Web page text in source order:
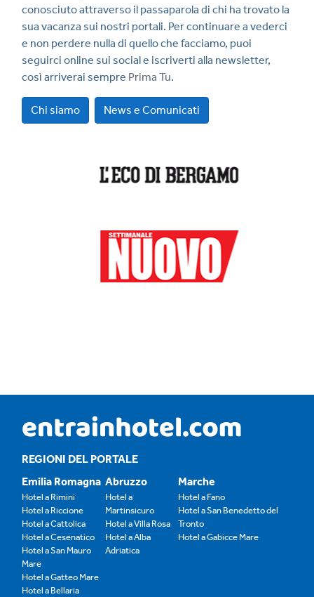
conosciuto attraverso il passaparola di chi ha trovato la
sua vacanza sui nostri portali. Per continuare a vederci
e non perdere nulla di quello che facciamo, puoi
seguirci online sui social e iscriverti alla newsletter,
così arriverai sempre Prima Tu.
Chi siamo News e Comunicati
REGIONI DEL PORTALE
Emilia Romagna
Hotel a Rimini
Hotel a Riccione
Hotel a Cattolica
Hotel a Cesenatico
Hotel a San Mauro
Mare
Hotel a Gatteo Mare
Hotel a Bellaria
Abruzzo
Hotel a
Martinsicuro
Hotel a Villa Rosa
Hotel a Alba
Adriatica
Marche
Hotel a Fano
Hotel a San Benedetto del
Tronto
Hotel a Gabicce Mare